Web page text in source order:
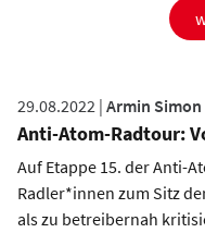
29.08.2022 | Armin Simon
Anti-Atom-Radtour:
Auf Etappe 15. der Anti-
Radler*innen zum Sitz
als zu betreibernah